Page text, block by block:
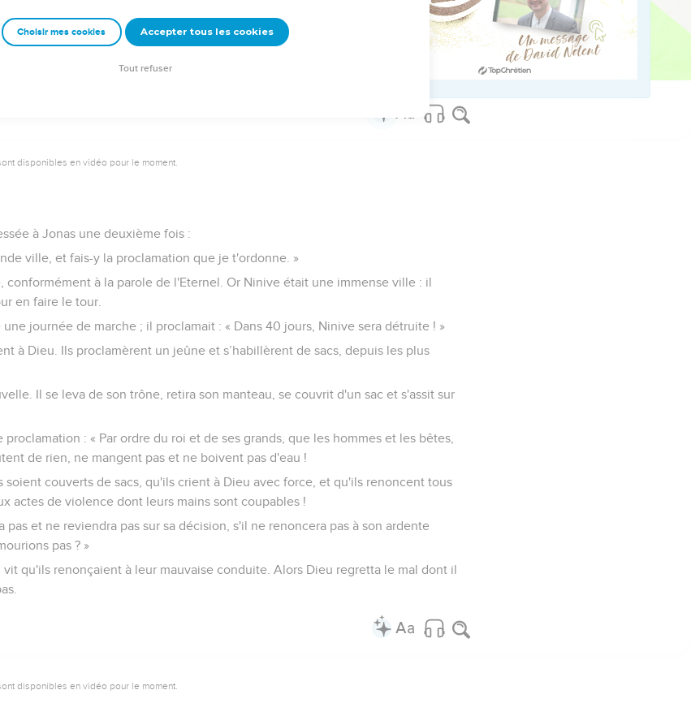
sacrifices avec un cri de reconnaissance, j'accomplirai les vœux que j'ai faits. Le
le poisson vomit Jonas sur la terre.
disponibles en vidéo pour le moment.
à Jonas une deuxième fois :
ville, et fais-y la proclamation que je t'ordonne. »
conformément à la parole de l'Eternel. Or Ninive était une immense ville : il
en faire le tour.
journée de marche ; il proclamait : « Dans 40 jours, Ninive sera détruite ! »
à Dieu. Ils proclamèrent un jeûne et s’habillèrent de sacs, depuis les plus
Il se leva de son trône, retira son manteau, se couvrit d'un sac et s'assit sur
: « Par ordre du roi et de ses grands, que les hommes et les bêtes,
de rien, ne mangent pas et ne boivent pas d'eau !
soient couverts de sacs, qu'ils crient à Dieu avec force, et qu'ils renoncent tous
actes de violence dont leurs mains sont coupables !
pas et ne reviendra pas sur sa décision, s'il ne renoncera pas à son ardente
pas ? »
vit qu'ils renonçaient à leur mauvaise conduite. Alors Dieu regretta le mal dont il
disponibles en vidéo pour le moment.
Choisir mes cookies Accepter tous les cookies
Tout refuser